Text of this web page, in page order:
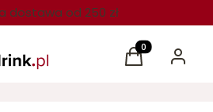
dostawa od 250 zł
Produkty w
Koszyk Zaloguj